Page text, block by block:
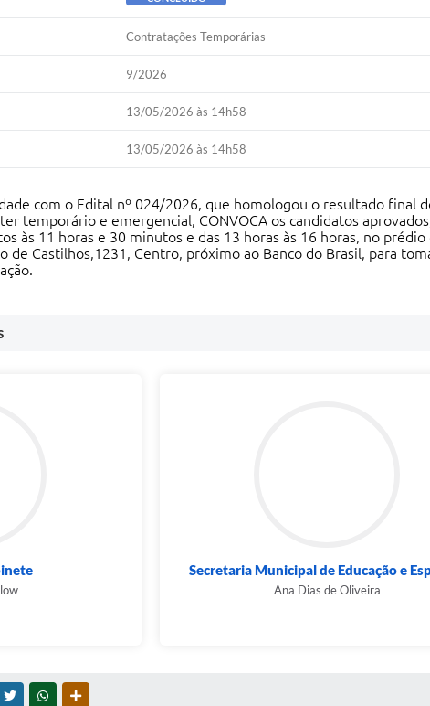
Contratações Temporárias
9/2026
13/05/2026 às 14h58
13/05/2026 às 14h58
com o Edital nº 024/2026, que homologou o resultado final
temporário e emergencial, CONVOCA os candidatos
às 11 horas e 30 minutos e das 13 horas às 16 horas, no
de Castilhos,1231, Centro, próximo ao Banco do Brasil, para
Secretaria Municipal de Educação e
Ana Dias de Oliveira
TWITTERWHATSAPP